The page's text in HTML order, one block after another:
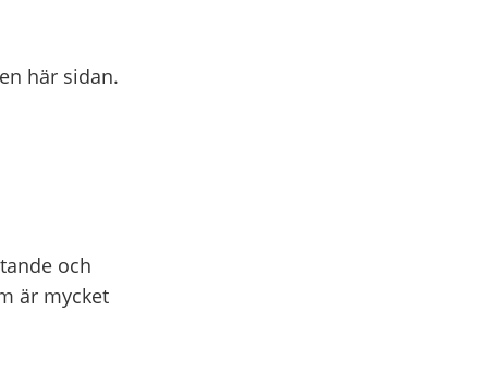
här sidan.
och
är mycket